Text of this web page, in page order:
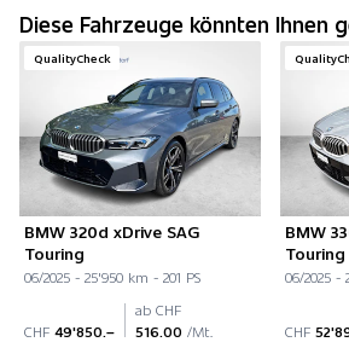
Diese Fahrzeuge könnten Ihnen
QualityCheck
BMW 320d xDrive SAG
Touring
06/2025 - 25'950 km - 201 PS
CHF 49'850.–
ab CHF
516.00 /Mt.
BMW
Touring
06/2025 -
CHF